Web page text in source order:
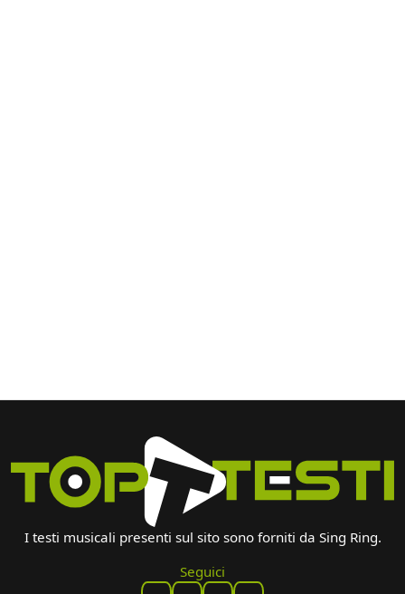
I testi musicali presenti sul sito sono forniti da Sing Ring.
Seguici